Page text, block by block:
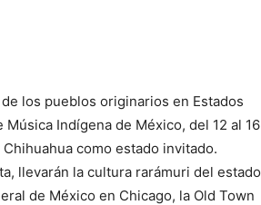
los pueblos originarios en Estados
Indígena de México, del 12 al 16
como estado invitado.
llevarán la cultura rarámuri del estado
de México en Chicago, la Old Town